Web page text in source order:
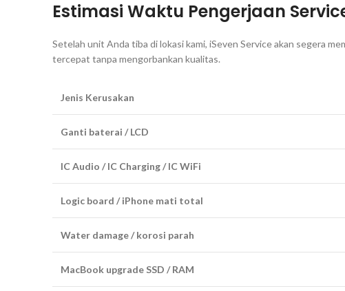
Estimasi Waktu Pengerjaan
Setelah unit Anda tiba di lokasi kami, iSeven Service akan segera
tercepat tanpa mengorbankan kualitas.
Jenis Kerusakan
Ganti baterai / LCD
IC Audio / IC Charging / IC WiFi
Logic board / iPhone mati total
Water damage / korosi parah
MacBook upgrade SSD / RAM